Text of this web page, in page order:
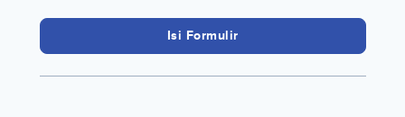
Isi Formulir